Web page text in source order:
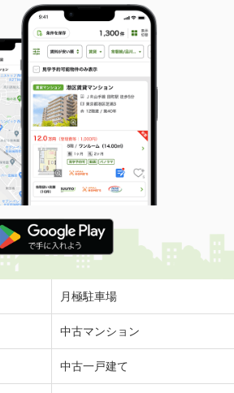
月極駐車場
中古マンション
中古一戸建て